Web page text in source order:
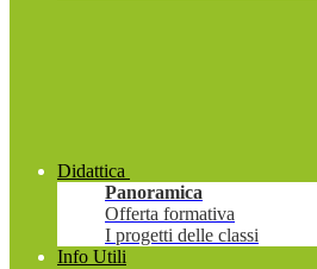
Didattica
Panoramica
Offerta formativa
I progetti delle classi
Info Utili